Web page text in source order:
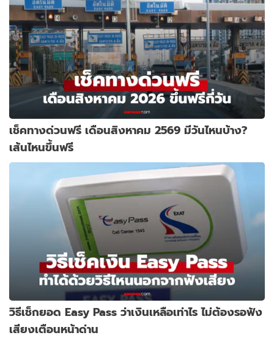
เช็คทางด่วนฟรี เดือนสิงหาคม 2569 มีวันไหนบ้าง?
เส้นไหนขึ้นฟรี
วิธีเช็กยอด Easy Pass ว่าเงินเหลือเท่าไร ไม่ต้องรอฟัง
เสียงเตือนหน้าด่าน